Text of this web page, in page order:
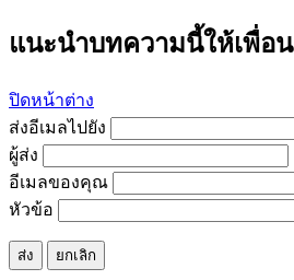
แนะนำบทความนี้ให้เพื่อน
ปิดหน้าต่าง
ส่งอีเมลไปยัง
ผู้ส่ง
อีเมลของคุณ
หัวข้อ
ส่ง ยกเลิก